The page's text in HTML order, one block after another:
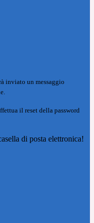
inviato un messaggio
il reset della password
di posta elettronica!